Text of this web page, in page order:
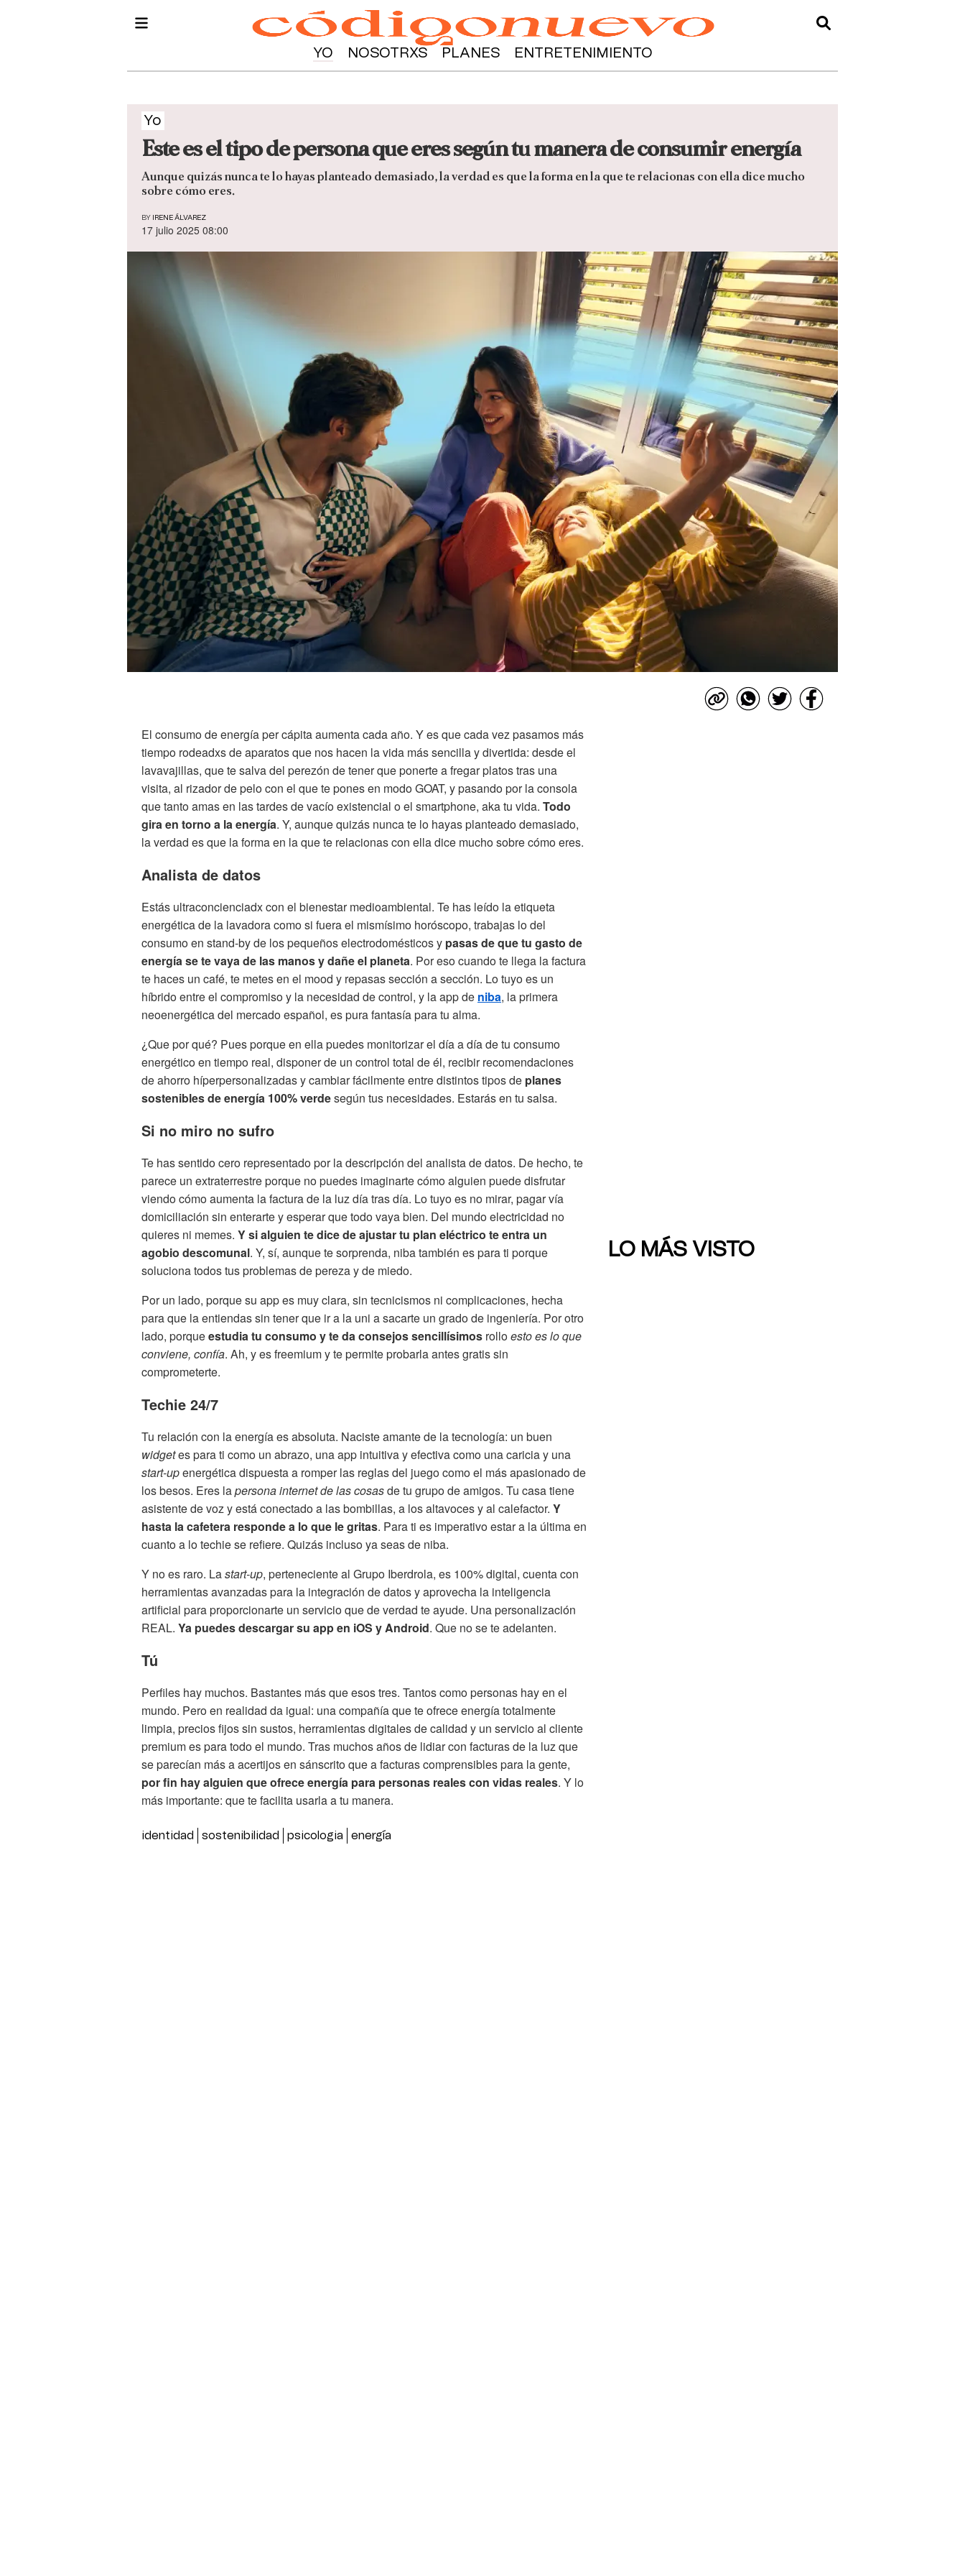
YO NOSOTRXS PLANES ENTRETENIMIENTO
Yo
Este es el tipo de persona que eres según tu manera de consumir energía
Aunque quizás nunca te lo hayas planteado demasiado, la verdad es que la forma en la que te relacionas con ella dice mucho
sobre cómo eres.
BY IRENE ÁLVAREZ
17 julio 2025 08:00
El consumo de energía per cápita aumenta cada año. Y es que cada vez pasamos más
tiempo rodeadxs de aparatos que nos hacen la vida más sencilla y divertida: desde el
lavavajillas, que te salva del perezón de tener que ponerte a fregar platos tras una
visita, al rizador de pelo con el que te pones en modo GOAT, y pasando por la consola
que tanto amas en las tardes de vacío existencial o el smartphone, aka tu vida. Todo
gira en torno a la energía. Y, aunque quizás nunca te lo hayas planteado demasiado,
la verdad es que la forma en la que te relacionas con ella dice mucho sobre cómo eres.
Analista de datos
Estás ultraconcienciadx con el bienestar medioambiental. Te has leído la etiqueta
energética de la lavadora como si fuera el mismísimo horóscopo, trabajas lo del
consumo en stand-by de los pequeños electrodomésticos y pasas de que tu gasto de
energía se te vaya de las manos y dañe el planeta. Por eso cuando te llega la factura
te haces un café, te metes en el mood y repasas sección a sección. Lo tuyo es un
híbrido entre el compromiso y la necesidad de control, y la app de niba, la primera
neoenergética del mercado español, es pura fantasía para tu alma.
¿Que por qué? Pues porque en ella puedes monitorizar el día a día de tu consumo
energético en tiempo real, disponer de un control total de él, recibir recomendaciones
de ahorro híperpersonalizadas y cambiar fácilmente entre distintos tipos de planes
sostenibles de energía 100% verdesegún tus necesidades. Estarás en tu salsa.
Si no miro no sufro
Te has sentido cero representado por la descripción del analista de datos. De hecho, te
parece un extraterrestre porque no puedes imaginarte cómo alguien puede disfrutar
viendo cómo aumenta la factura de la luz día tras día. Lo tuyo es no mirar, pagar vía
domiciliación sin enterarte y esperar que todo vaya bien. Del mundo electricidad no
quieres ni memes. Y si alguien te dice de ajustar tu plan eléctrico te entra un
agobio descomunal. Y, sí, aunque te sorprenda, niba también es para ti porque
soluciona todos tus problemas de pereza y de miedo.
Por un lado, porque su app es muy clara, sin tecnicismos ni complicaciones, hecha
para que la entiendas sin tener que ir a la uni a sacarte un grado de ingeniería. Por otro
lado, porqueestudia tu consumo y te da consejos sencillísimos rolloesto es lo que
conviene, confía. Ah, y es freemium y te permite probarla antes gratis sin
comprometerte.
Techie 24/7
Tu relación con la energía es absoluta. Naciste amante de la tecnología: un buen
widgetes para ti como un abrazo, una app intuitiva y efectiva como una caricia y una
start-upenergética dispuesta a romper las reglas del juego como el más apasionado de
los besos. Eres lapersona internet de las cosasde tu grupo de amigos. Tu casa tiene
asistente de voz y está conectado a las bombillas, a los altavoces y al calefactor. Y
hasta la cafetera responde a lo que le gritas. Para ti es imperativo estar a la última en
cuanto a lo techie se refiere. Quizás incluso ya seas de niba.
Y no es raro. Lastart-up, perteneciente al Grupo Iberdrola, es 100% digital, cuenta con
herramientas avanzadas para la integración de datos y aprovecha la inteligencia
artificial para proporcionarte un servicio que de verdad te ayude. Una personalización
REAL. Ya puedes descargar su app en iOS y Android. Que no se te adelanten.
Tú
Perfiles hay muchos. Bastantes más que esos tres. Tantos como personas hay en el
mundo. Pero en realidad da igual: una compañía que te ofrece energía totalmente
limpia, precios fijos sin sustos, herramientas digitales de calidad y un servicio al cliente
premium es para todo el mundo. Tras muchos años de lidiar con facturas de la luz que
se parecían más a acertijos en sánscrito que a facturas comprensibles para la gente,
por fin hay alguien que ofrece energía para personas reales con vidas reales. Y lo
más importante: que te facilita usarla a tu manera.
identidad sostenibilidad psicologia energía
LO MÁS VISTO